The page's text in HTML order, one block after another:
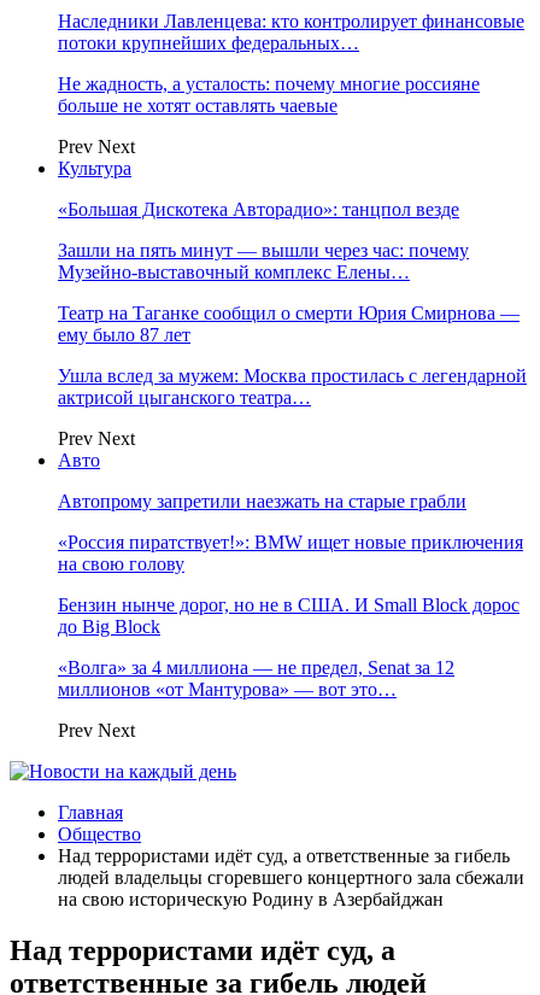
Наследники Лавленцева: кто контролирует финансовые
потоки крупнейших федеральных…
Не жадность, а усталость: почему многие россияне
больше не хотят оставлять чаевые
Prev Next
Культура
«Большая Дискотека Авторадио»: танцпол везде
Зашли на пять минут — вышли через час: почему
Музейно-выставочный комплекс Елены…
Театр на Таганке сообщил о смерти Юрия Смирнова —
ему было 87 лет
Ушла вслед за мужем: Москва простилась с легендарной
актрисой цыганского театра…
Prev Next
Авто
Автопрому запретили наезжать на старые грабли
«Россия пиратствует!»: BMW ищет новые приключения
на свою голову
Бензин нынче дорог, но не в США. И Small Block дорос
до Big Block
«Волга» за 4 миллиона — не предел, Senat за 12
миллионов «от Мантурова» — вот это…
Prev Next
Главная
Общество
Над террористами идёт суд, а ответственные за гибель
людей владельцы сгоревшего концертного зала сбежали
на свою историческую Родину в Азербайджан
Над террористами идёт суд, а
ответственные за гибель людей